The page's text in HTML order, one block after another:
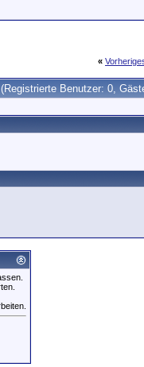
«
(Registrierte Benutzer: 0,